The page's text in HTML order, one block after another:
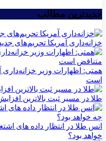
جدیدترین مطالب
خزانه‌داری آمریکا تحریم‌های
همتی: اظهارات وزیر
است
طلا در مسیر ثبت بالاترین
انس طلا در انتظار داده های
خواهد بود؟